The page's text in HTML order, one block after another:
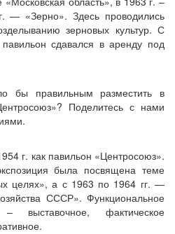
— «Зерно». Здесь проводились
зерновых культур. С
сдавался в аренду под
бы правильным разместить в
Поделитесь с нами
г. как павильон «Центросоюз».
была посвящена теме
целях», а с 1963 по 1964 гг. —
СССР». Функциональное
выставочное, фактическое